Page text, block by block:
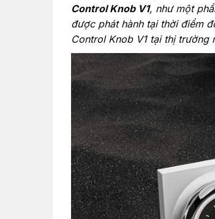
Control Knob V1, như một
được phát hành tại thời điểm
Control Knob V1 tại thị trường